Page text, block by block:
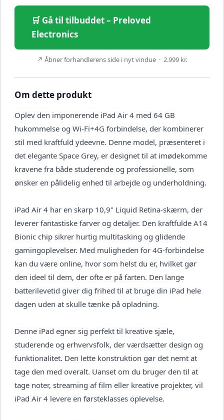
🛒 Gå til tilbuddet – Preloved
Electronics
↗ Åbner forhandlerens side i nyt vindue · 2.999 kr.
Om dette produkt
Oplev den imponerende iPad Air 4 med 64 GB
hukommelse og Wi-Fi+4G forbindelse, der kombinerer
stil med kraftfuld ydeevne. Denne model, præsenteret i
det elegante Space Grey, er designet til at imødekomme
kravene fra både studerende og professionelle, som
ønsker en pålidelig enhed til arbejde og underholdning.
iPad Air 4 har en skarp 10,9" Liquid Retina-skærm, der
leverer fantastiske farver og detaljer. Den kraftfulde A14
Bionic chip sikrer hurtig multitasking og glidende
gamingoplevelser. Med muligheden for 4G-forbindelse
kan du være online, hvor som helst du er, hvilket gør
den ideel til dem, der ofte er på farten. Den lange
batterilevetid giver dig frihed til at bruge din iPad hele
dagen uden at skulle tænke på opladning.
Denne iPad egner sig perfekt til kreative sjæle,
studerende og erhvervsfolk, der værdsætter design og
funktionalitet. Den lette konstruktion gør det nemt at
tage den med overalt. Uanset om du bruger den til at
tage noter, streaming af film eller kreative projekter, vil
iPad Air 4 levere en førsteklasses oplevelse.